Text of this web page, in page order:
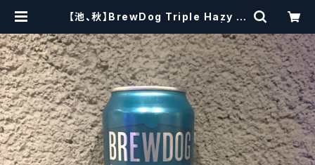
【池、秋】BrewDog Triple Hazy ブ
ftbeerscissors